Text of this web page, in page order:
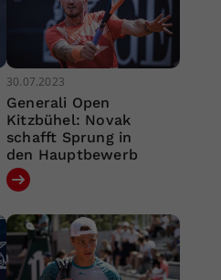
30.07.2023
Generali Open
Kitzbühel: Novak
schafft Sprung in
den Hauptbewerb